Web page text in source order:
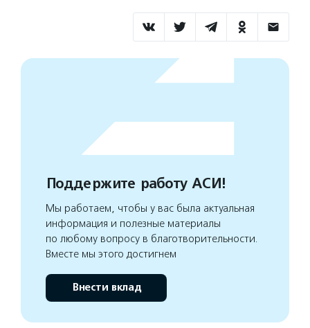
Поддержите работу АСИ!
Мы работаем, чтобы у вас была актуальная
информация и полезные материалы
по любому вопросу в благотворительности.
Вместе мы этого достигнем
Внести вклад